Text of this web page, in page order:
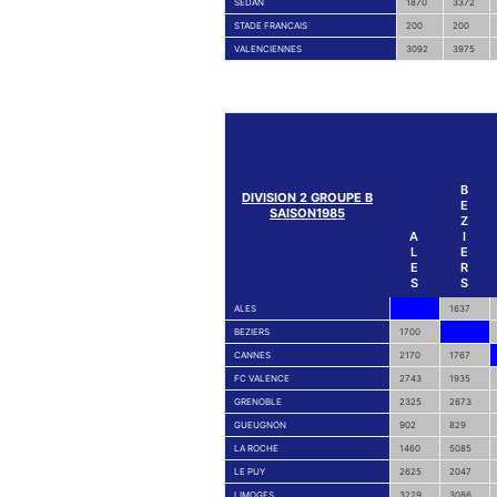
SEDAN 1870 3372
STADE FRANCAIS 200 200
VALENCIENNES 3092 3975
DIVISION 2 GROUPE B
SAISON1985
A
L
E
S
B
E
Z
I
E
R
S
ALES 1637
BEZIERS 1700
CANNES 2170 1767
FC VALENCE 2743 1935
GRENOBLE 2325 2673
GUEUGNON 902 829
LA ROCHE 1460 5085
LE PUY 2625 2047
LIMOGES 3229 3086